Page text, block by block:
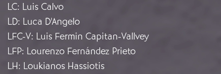
LC: Luis Calvo
LD: Luca D'Angelo
LFC-V: Luis Fermin Capitan-Vallvey
LFP: Lourenzo Fernández Prieto
LH: Loukianos Hassiotis